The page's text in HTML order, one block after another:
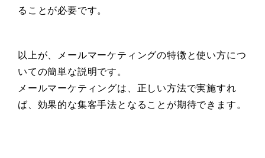
ることが必要です。
以上が、メールマーケティングの特徴と使い方につ
いての簡単な説明です。
メールマーケティングは、正しい方法で実施すれ
ば、効果的な集客手法となることが期待できます。